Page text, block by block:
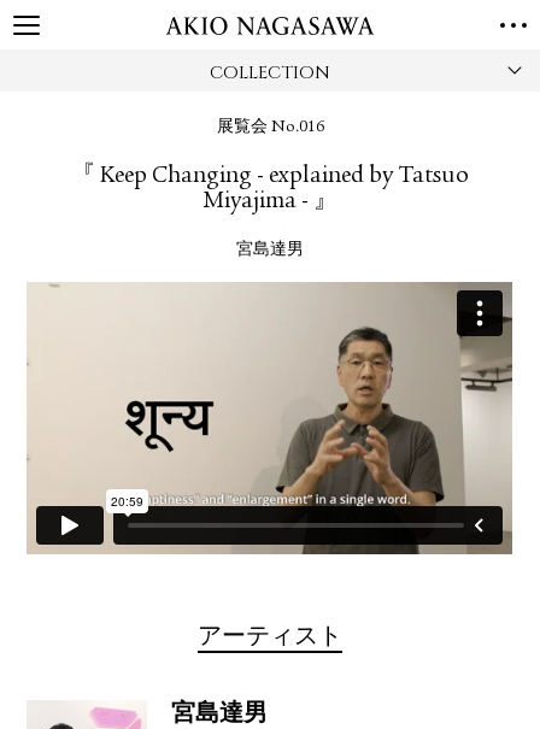
COLLECTION
展覧会 No.016
『 Keep Changing - explained by Tatsuo
Miyajima - 』
宮島達男
アーティスト
宮島達男
ONLINE
PRIVACY POLICY
INSTAGRAM
TWITTER
FACEBOOK